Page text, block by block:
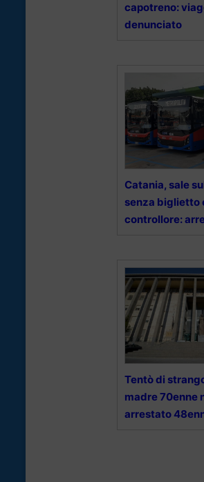
capotreno:
denunciato
Catania, sale
senza biglietto
controllore:
Tentò di
madre 70enne
arrestato